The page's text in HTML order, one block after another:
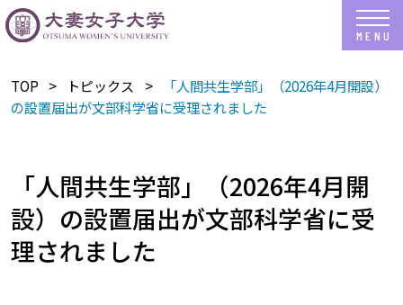
TOP トピックス
「人間共生学部」（2026年4月開設）
の設置届出が文部科学省に受理されました
「人間共生学部」（2026年4月開
設）の設置届出が文部科学省に受
理されました